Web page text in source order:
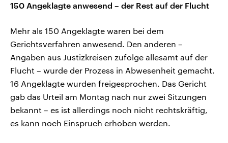
150 Angeklagte anwesend – der Rest auf der Flucht
Mehr als 150 Angeklagte waren bei dem
Gerichtsverfahren anwesend. Den anderen –
Angaben aus Justizkreisen zufolge allesamt auf der
Flucht – wurde der Prozess in Abwesenheit gemacht.
16 Angeklagte wurden freigesprochen. Das Gericht
gab das Urteil am Montag nach nur zwei Sitzungen
bekannt – es ist allerdings noch nicht rechtskräftig,
es kann noch Einspruch erhoben werden.